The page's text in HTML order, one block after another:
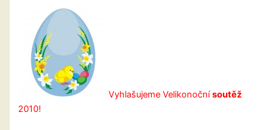
Vyhlašujeme Velikonočnísoutěž
2010!